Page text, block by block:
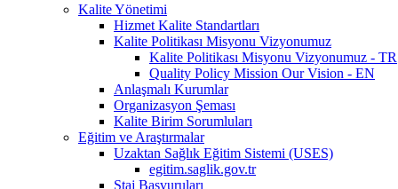
Kalite Yönetimi
Hizmet Kalite Standartları
Kalite Politikası Misyonu Vizyonumuz
Kalite Politikası Misyonu Vizyonumuz - TR
Quality Policy Mission Our Vision - EN
Anlaşmalı Kurumlar
Organizasyon Şeması
Kalite Birim Sorumluları
Eğitim ve Araştırmalar
Uzaktan Sağlık Eğitim Sistemi (USES)
egitim.saglik.gov.tr
Staj Başvuruları